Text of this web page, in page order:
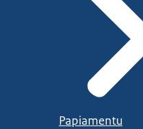
Papiamentu